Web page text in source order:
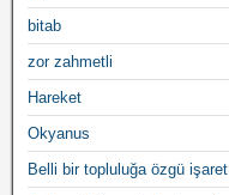
bitab
zor zahmetli
Hareket
Okyanus
Belli bir topluluğa özgü işaret